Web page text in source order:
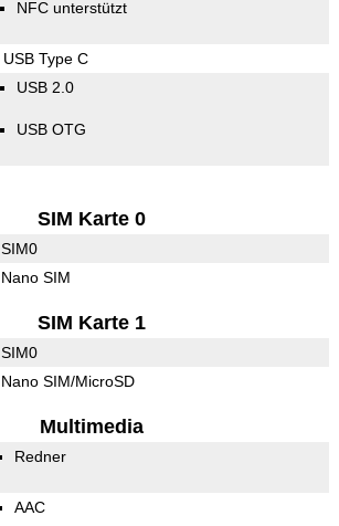
NFC unterstützt
USB Type C
USB 2.0
USB OTG
SIM Karte 0
SIM0
Nano SIM
SIM Karte 1
SIM0
Nano SIM/MicroSD
Multimedia
Redner
AAC